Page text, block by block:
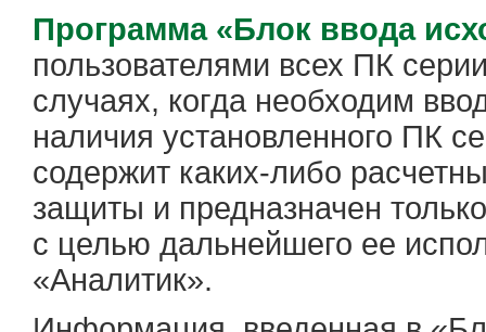
Программа «Блок ввода
пользователями всех ПК
случаях, когда необходим
наличия установленного ПК
содержит каких-либо
защиты и предназначен
с целью дальнейшего ее
«Аналитик».